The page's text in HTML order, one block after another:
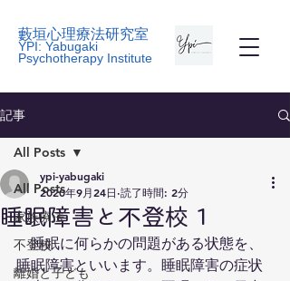
藪垣心理療法研究室
YPI: Yabugaki
Psychotherapy Institute
記事
All Posts
家族療法
不登校
離婚と子ども
All Posts
睡眠障害と不登校 1
ypi-yabugaki
2020年9月24日 読了時間: 2分
睡眠に何らかの問題がある状態を、
睡眠障害といいます。睡眠障害の症状